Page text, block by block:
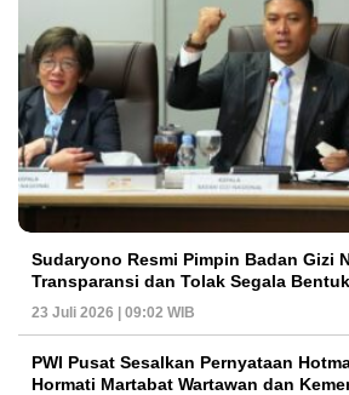
Sudaryono Resmi Pimpin Badan Gizi
Transparansi dan Tolak Segala
23 Juli 2026 | 09:02 WIB
PWI Pusat Sesalkan Pernyataan
Hormati Martabat Wartawan dan